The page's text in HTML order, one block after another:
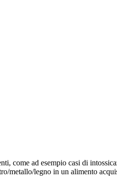
come ad esempio casi di
metallo/legno in un alimento